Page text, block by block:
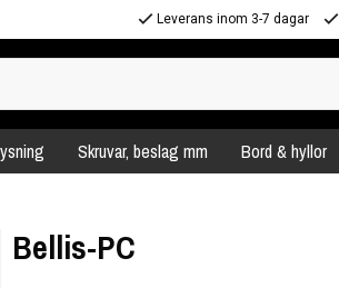
Leverans inom 3-7 dagar
Skruvar, beslag mm Bord & hyllor
Bellis-PC